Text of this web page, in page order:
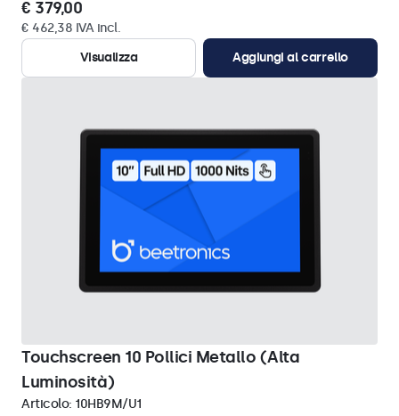
€ 379,00
€ 462,38 IVA incl.
Visualizza
Aggiungi al carrello
Touchscreen 10 Pollici Metallo (Alta
Luminosità)
Articolo: 10HB9M/U1